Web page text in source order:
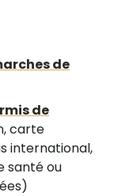
de
de
carte
international,
santé ou